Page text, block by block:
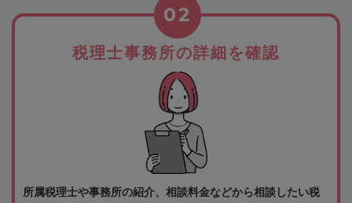
税理士事務所の詳細を確認
02
所属税理士や事務所の紹介、相談料金などから相談したい税